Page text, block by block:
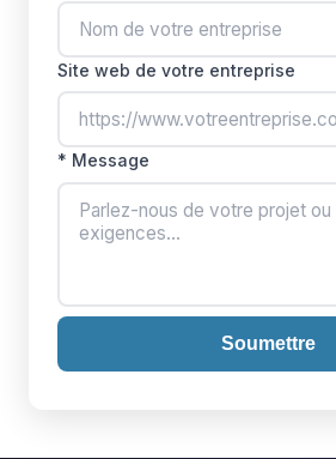
Site web de votre entreprise
* Message
Soumettre